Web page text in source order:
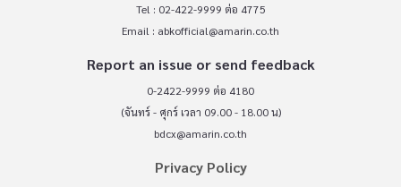
Tel : 02-422-9999 ต่อ 4775
Email : abkofficial@amarin.co.th
Report an issue or send feedback
0-2422-9999 ต่อ 4180
(จันทร์ - ศุกร์ เวลา 09.00 - 18.00 น)
bdcx@amarin.co.th
Privacy Policy